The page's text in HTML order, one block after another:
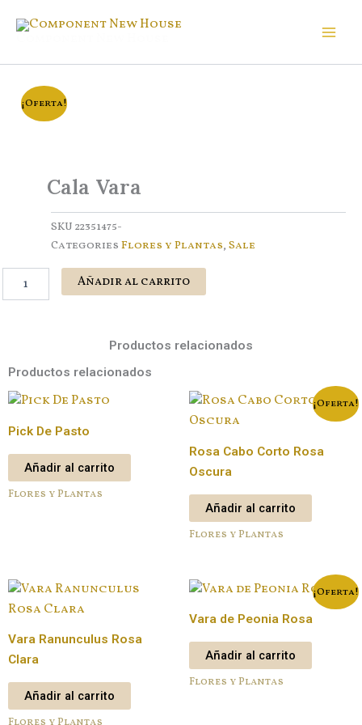
¡Oferta!
Cala Vara
SKU 22351475-
Categories Flores y Plantas, Sale
Vara
Añadir al carrito
Productos relacionados
Productos relacionados
Pick De Pasto
Añadir al carrito
Flores y Plantas
¡Oferta!
Rosa Cabo Corto Rosa
Oscura
Añadir al carrito
Flores y Plantas
Vara Ranunculus Rosa
Clara
Añadir al carrito
¡Oferta!
Vara de Peonia Rosa
Añadir al carrito
Flores y Plantas